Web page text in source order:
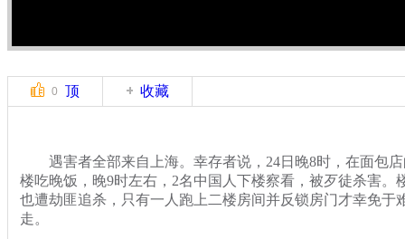
0 顶 收藏
遇害者全部来自上海。幸存者说，24日晚8时，在面包店
楼吃晚饭，晚9时左右，2名中国人下楼察看，被歹徒杀害。
也遭劫匪追杀，只有一人跑上二楼房间并反锁房门才幸免于
走。